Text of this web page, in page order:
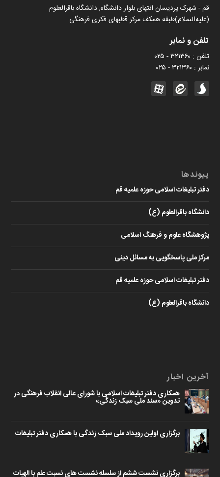
قم - شهرک پردیسان انتهای بلوار دانشگاه, دانشگاه باقرالعلوم
(علیه‌السلام)طبقه همکف مرکز قطبهای فکری فرهنگی
تلفن و نمابر
تلفن : ۳۲۱۳۶۰ - ۰۲۵
نمابر : ۳۲۱۳۶۰ - ۰۲۵
پیوندها
دفتر تبلیغات اسلامی حوزه علمیه قم
دانشگاه باقرالعلوم (ع)
پژوهشگاه علوم و فرهنگ اسلامی
مرکز ملی پاسخگویی به مسائل دینی
دفتر تبلیغات اسلامی حوزه علمیه قم
دانشگاه باقرالعلوم (ع)
آخرین اخبار
همکاری دفتر تبلیغات اسلامی با شورای عالی انقلاب فرهنگی در
تدوین «سند ملی سبک زندگی»
برگزاری اولین رویداد ملی سبک زندگی با همکاری دفتر تبلیغات
برگزاری نشست ششم از سلسله نشست های نسبت علم با الهیات